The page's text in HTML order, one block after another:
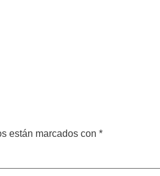
están marcados con *